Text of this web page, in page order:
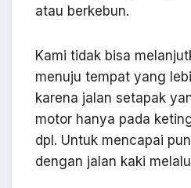
atau berkebun.
Kami tidak bisa
menuju tempat yang
karena jalan setapak
motor hanya pada
dpl. Untuk mencapai
dengan jalan kaki